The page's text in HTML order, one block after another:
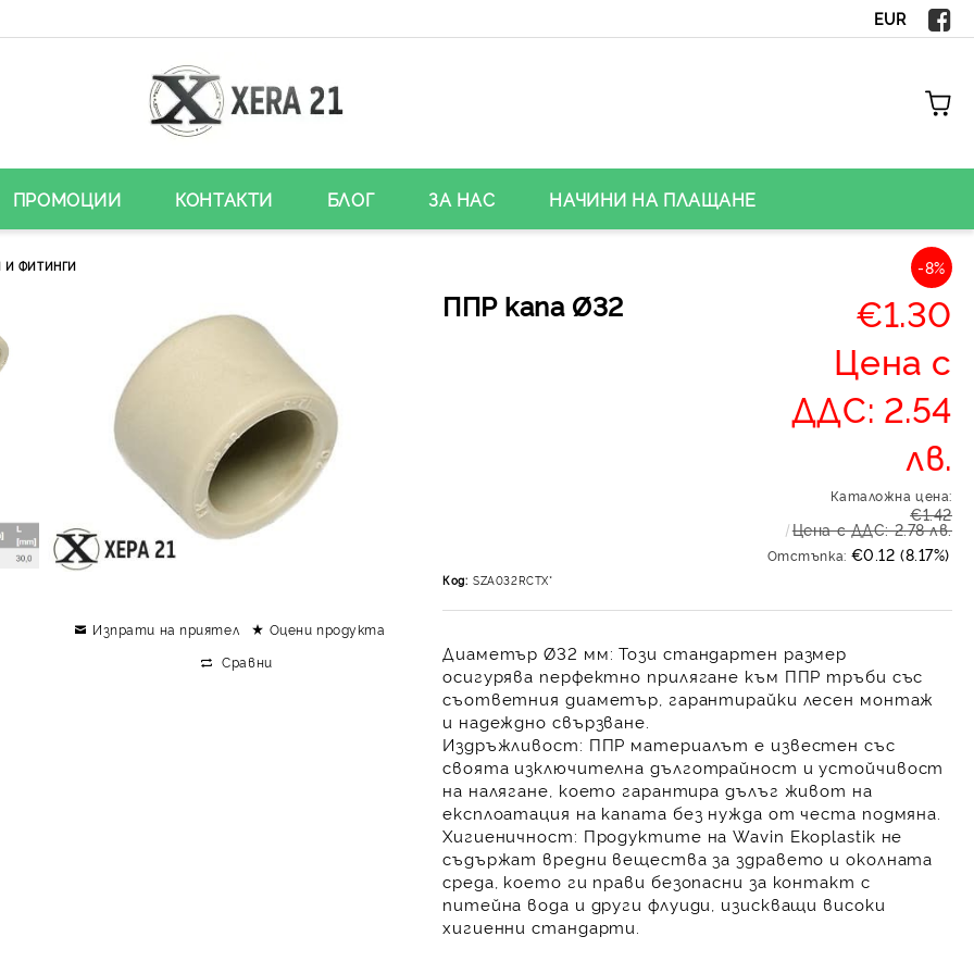
EUR
ПРОМОЦИИ КОНТАКТИ БЛОГ ЗА НАС НАЧИНИ НА ПЛАЩАНЕ
И ФИТИНГИ
ППР капа Ø32
-8%
€1.30
Цена с
ДДС: 2.54
лв.
Каталожна цена:
€1.42
Цена с ДДС: 2.78 лв.
Отстъпка: €0.12 (8.17%)
Код: SZA032RCTX*
Диаметър Ø32 мм: Този стандартен размер
осигурява перфектно прилягане към ППР тръби със
съответния диаметър, гарантирайки лесен монтаж
и надеждно свързване
Издръжливост: ППР материалът е известен със
своята изключителна дълготрайност и устойчивост
на налягане, което гарантирадълъг живот на
експлоатация на капата без нужда от честа подмяна.
Хигиеничност: Продуктите на Wavin Ekoplastik не
съдържат вредни вещества за здравето и околната
среда, което ги прави безопасни за контакт с
питейна вода и други флуиди, изискващи високи
хигиенни стандарти.
Изпрати на приятел
Оцени продукта
Сравни